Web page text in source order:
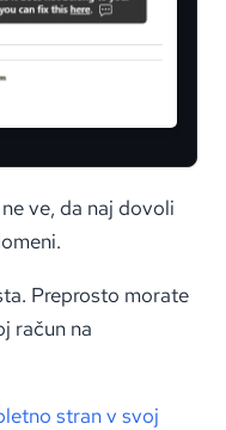
ve, da naj dovoli
Preprosto morate
račun na
stran v svoj